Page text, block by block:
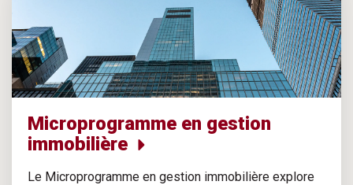
Microprogramme en gestion
immobilière
Le Microprogramme en gestion immobilière explore